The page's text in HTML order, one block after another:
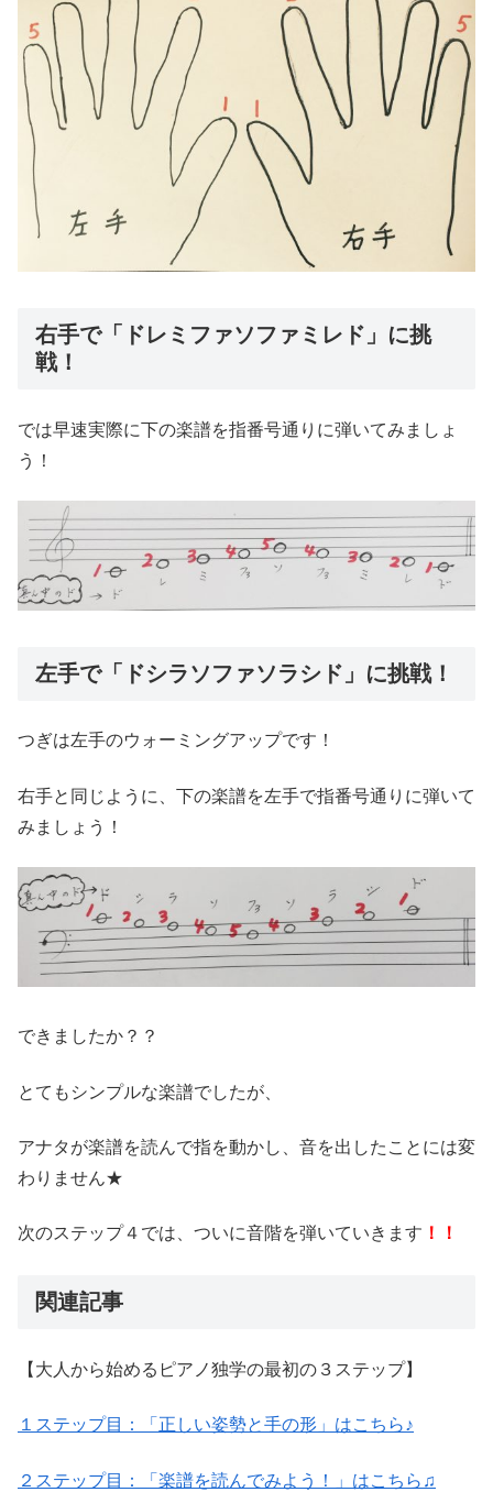
右手で「ドレミファソファミレド」に挑
戦！
では早速実際に下の楽譜を指番号通りに弾いてみましょ
う！
左手で「ドシラソファソラシド」に挑戦！
つぎは左手のウォーミングアップです！
右手と同じように、下の楽譜を左手で指番号通りに弾いて
みましょう！
できましたか？？
とてもシンプルな楽譜でしたが、
アナタが楽譜を読んで指を動かし、音を出したことには変
わりません★
次のステップ４では、ついに音階を弾いていきます ！！
関連記事
【大人から始めるピアノ独学の最初の３ステップ】
１ステップ目：「正しい姿勢と手の形」はこちら♪
２ステップ目：「楽譜を読んでみよう！」はこちら♫